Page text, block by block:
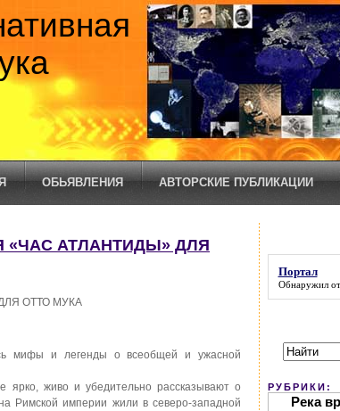
ОБЬЯВЛЕНИЯ АВТОРСКИЕ ПУБЛИКАЦИИ
«ЧАС АТЛАНТИДЫ» ДЛЯ
ОТТО МУКА
мифы и легенды о всеобщей и ужасной
ярко, живо и убедительно рассказывают о
Римской империи жили в северо-западной
Портал
Обнаружил
РУБРИКИ:
Река